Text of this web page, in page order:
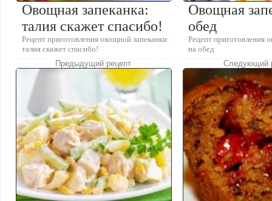
Овощная запеканка:
талия скажет спасибо!
Рецепт приготовления овощной запеканки:
талия скажет спасибо!
Овощная
обед
Рецепт приготовления
на обед
Предыдущий рецепт
Следующий